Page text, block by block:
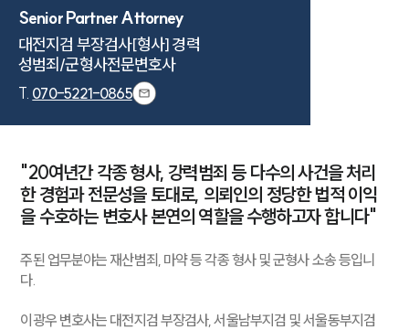
Senior Partner Attorney
대전지검 부장검사[형사] 경력
성범죄/군형사전문변호사
T. 070-5221-0865
"20여년간 각종 형사, 강력범죄 등 다수의 사건을 처리
한 경험과 전문성을 토대로, 의뢰인의 정당한 법적 이익
을 수호하는 변호사 본연의 역할을 수행하고자 합니다"
주된 업무분야는 재산범죄, 마약 등 각종 형사 및 군형사 소송 등입니
다.
이광우 변호사는 대전지검 부장검사, 서울남부지검 및 서울동부지검